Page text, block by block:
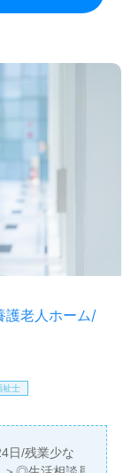
扱っており、
お気軽にお問い
護老人ホーム/
祉士
日/残業少な